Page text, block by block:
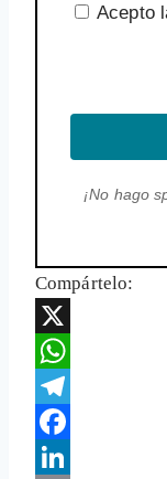
Acepto
¡No hago
Compártelo:
X
WhatsApp
Telegram
Facebook